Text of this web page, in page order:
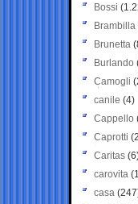
Bossi
Brambilla
Brunetta
Burlando
Camogli
canile (4)
Cappello
Caprotti
Caritas
carovita
casa